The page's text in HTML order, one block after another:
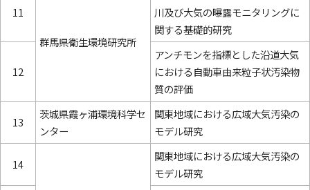
11
群馬県衛生環境研究所
川及び大気の曝露モニタリングに
関する基礎的研究
12
アンチモンを指標とした沿道大気
における自動車由来粒子状汚染物
質の評価
13
茨城県霞ヶ浦環境科学セ
ンター
関東地域における広域大気汚染の
モデル研究
14
関東地域における広域大気汚染の
モデル研究